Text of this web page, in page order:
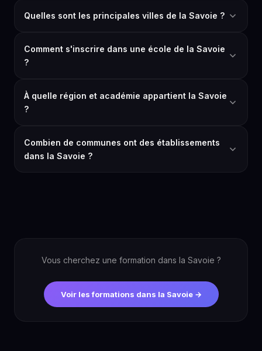
Quelles sont les principales villes de la Savoie ?
Comment s'inscrire dans une école de la Savoie
?
À quelle région et académie appartient la Savoie
?
Combien de communes ont des établissements
dans la Savoie ?
Vous cherchez une formation dans la Savoie ?
Voir les formations dans la Savoie →